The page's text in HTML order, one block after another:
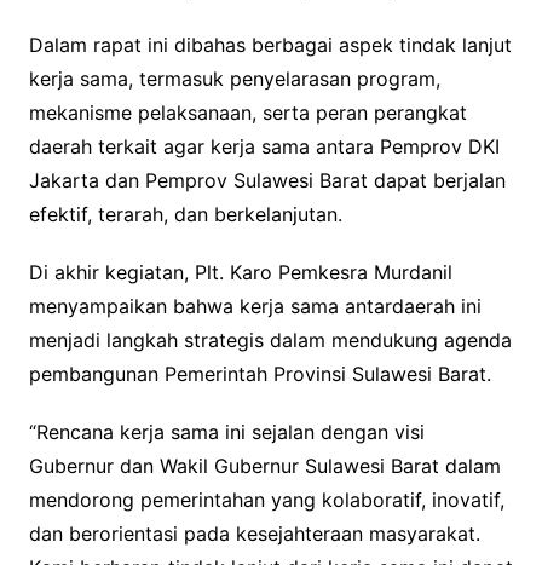
Dalam rapat ini dibahas berbagai aspek tindak lanjut
kerja sama, termasuk penyelarasan program,
mekanisme pelaksanaan, serta peran perangkat
daerah terkait agar kerja sama antara Pemprov DKI
Jakarta dan Pemprov Sulawesi Barat dapat berjalan
efektif, terarah, dan berkelanjutan.
Di akhir kegiatan, Plt. Karo Pemkesra Murdanil
menyampaikan bahwa kerja sama antardaerah ini
menjadi langkah strategis dalam mendukung agenda
pembangunan Pemerintah Provinsi Sulawesi Barat.
“Rencana kerja sama ini sejalan dengan visi
Gubernur dan Wakil Gubernur Sulawesi Barat dalam
mendorong pemerintahan yang kolaboratif, inovatif,
dan berorientasi pada kesejahteraan masyarakat.